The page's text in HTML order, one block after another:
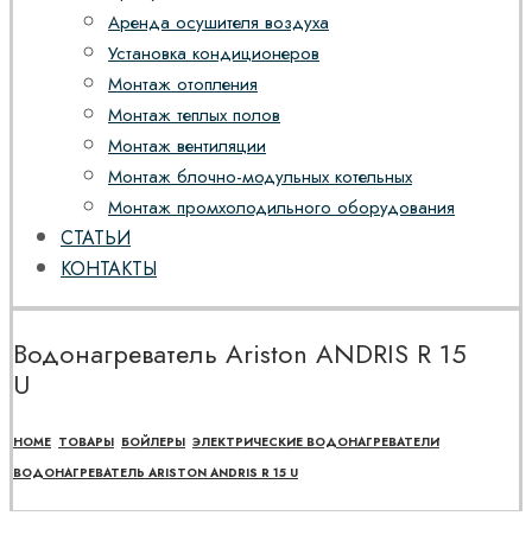
Аренда осушителя воздуха
Установка кондиционеров
Монтаж отопления
Монтаж теплых полов
Монтаж вентиляции
Монтаж блочно-модульных котельных
Монтаж промхолодильного оборудования
СТАТЬИ
КОНТАКТЫ
Водонагреватель Ariston ANDRIS R 15
U
HOME ТОВАРЫ БОЙЛЕРЫ ЭЛЕКТРИЧЕСКИЕ ВОДОНАГРЕВАТЕЛИ
ВОДОНАГРЕВАТЕЛЬ ARISTON ANDRIS R 15 U